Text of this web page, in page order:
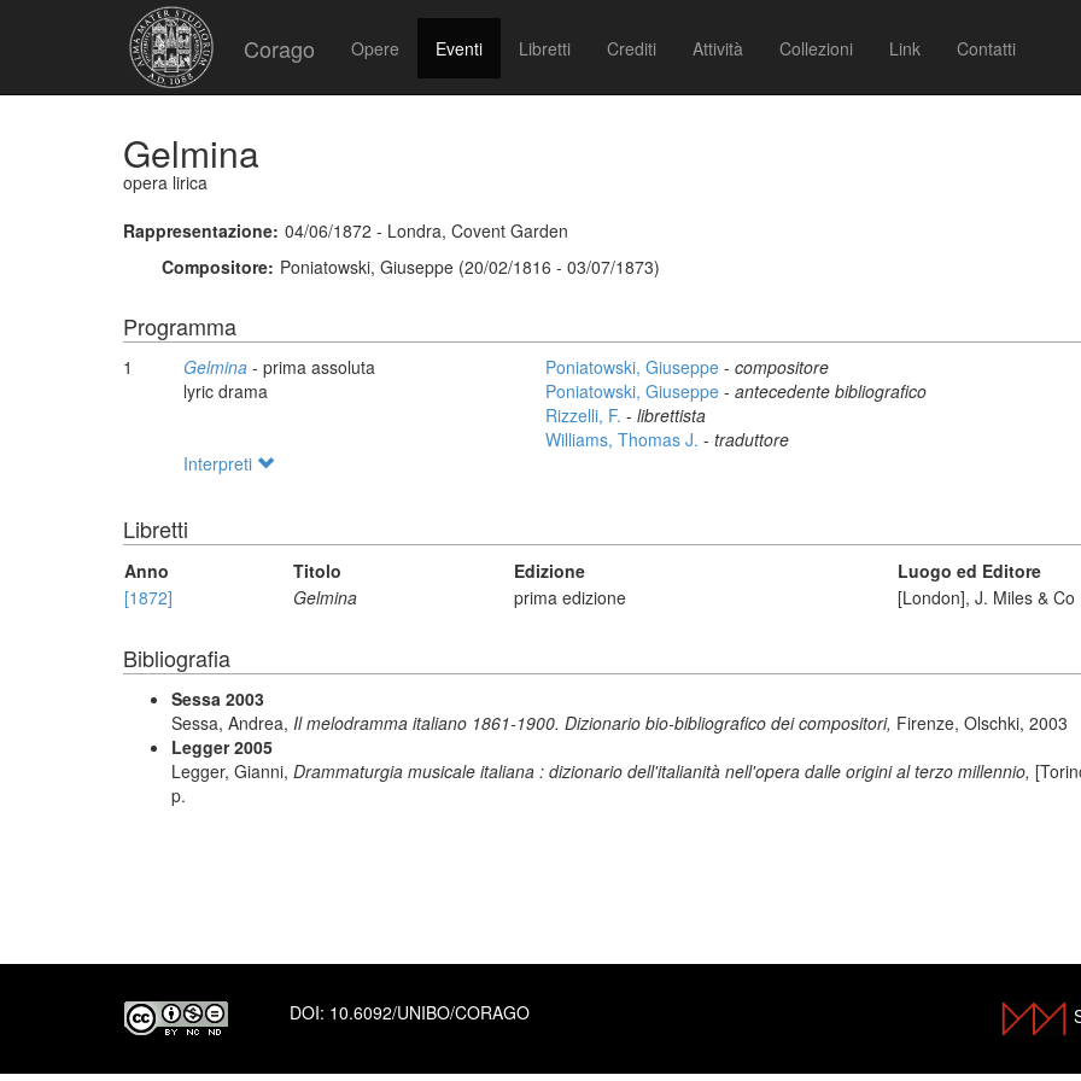
Corago Opere Eventi Libretti Crediti Attività Collezioni Link Contatti
Gelmina
opera lirica
Rappresentazione: 04/06/1872 - Londra, Covent Garden
Compositore: Poniatowski, Giuseppe (20/02/1816 - 03/07/1873)
Programma
1 Gelmina - prima assoluta
lyric drama
Poniatowski, Giuseppe - compositore
Poniatowski, Giuseppe - antecedente bibliografico
Rizzelli, F. - librettista
Williams, Thomas J. - traduttore
Interpreti
Libretti
Anno Titolo Edizione
Luogo ed Editore
[1872]
Gelmina prima edizione [London], J. Miles & Co
Bibliografia
Sessa 2003
Sessa, Andrea, Il melodramma italiano 1861-1900. Dizionario bio-bibliografico dei compositori, Firenze, Olschki, 2003
Legger 2005
Legger, Gianni, Drammaturgia musicale italiana : dizionario dell'italianità nell'opera dalle origini al terzo millennio,
p.
DOI: 10.6092/UNIBO/CORAGO